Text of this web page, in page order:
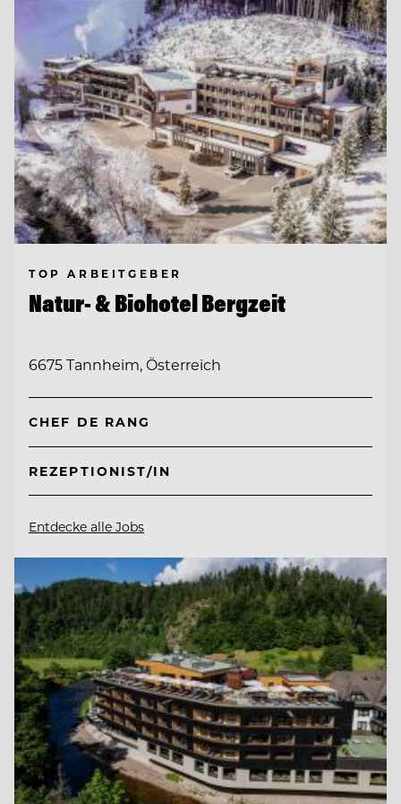
TOP ARBEITGEBER
Natur- & Biohotel Bergzeit
6675 Tannheim, Österreich
CHEF DE RANG
REZEPTIONIST/IN
Entdecke alle Jobs